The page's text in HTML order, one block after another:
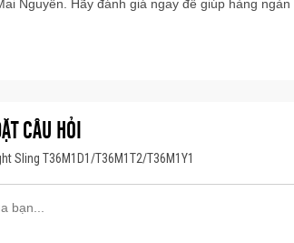
Nguyên. Hãy đánh giá ngay để giúp hàng
CÂU HỎI
Sling T36M1D1/T36M1T2/T36M1Y1